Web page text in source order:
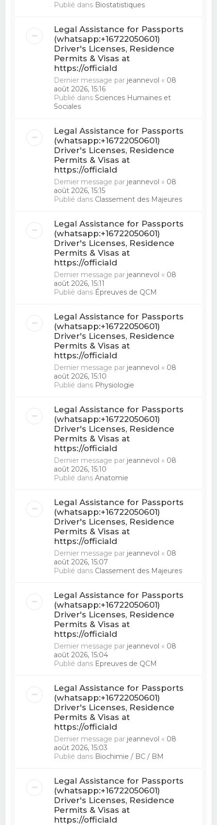
Publié dans Biostatistiques
Legal Assistance for Passports
(whatsapp:+16722050601)
Driver's Licenses, Residence
Permits & Visas at
https://officiald
Dernier message par jeannevol « 08
août 2026, 15:16
Publié dansSciences Humaines et
Sociales
Legal Assistance for Passports
(whatsapp:+16722050601)
Driver's Licenses, Residence
Permits & Visas at
https://officiald
Dernier message par jeannevol « 08
août 2026, 15:15
Publié dans Classement des Majeures
Legal Assistance for Passports
(whatsapp:+16722050601)
Driver's Licenses, Residence
Permits & Visas at
https://officiald
Dernier message par jeannevol « 08
août 2026, 15:11
Publié dans Épreuves de QCM
Legal Assistance for Passports
(whatsapp:+16722050601)
Driver's Licenses, Residence
Permits & Visas at
https://officiald
Dernier message par jeannevol « 08
août 2026, 15:10
Publié dans Physiologie
Legal Assistance for Passports
(whatsapp:+16722050601)
Driver's Licenses, Residence
Permits & Visas at
https://officiald
Dernier message par jeannevol « 08
août 2026, 15:10
Publié dansAnatomie
Legal Assistance for Passports
(whatsapp:+16722050601)
Driver's Licenses, Residence
Permits & Visas at
https://officiald
Dernier message par jeannevol « 08
août 2026, 15:07
Publié dans Classement des Majeures
Legal Assistance for Passports
(whatsapp:+16722050601)
Driver's Licenses, Residence
Permits & Visas at
https://officiald
Dernier message par jeannevol « 08
août 2026, 15:04
Publié dans Epreuves de QCM
Legal Assistance for Passports
(whatsapp:+16722050601)
Driver's Licenses, Residence
Permits & Visas at
https://officiald
Dernier message par jeannevol « 08
août 2026, 15:03
Publié dans Biochimie / BC / BM
Legal Assistance for Passports
(whatsapp:+16722050601)
Driver's Licenses, Residence
Permits & Visas at
https://officiald